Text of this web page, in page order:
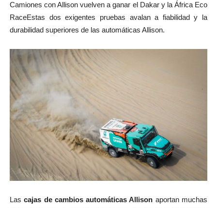
Camiones con Allison vuelven a ganar el Dakar y la África Eco
RaceEstas dos exigentes pruebas avalan a fiabilidad y la
durabilidad superiores de las automáticas Allison.
Lascajas de cambios automáticas Allison aportan muchas